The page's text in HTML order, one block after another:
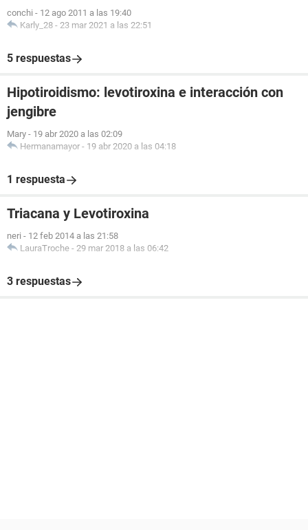
conchi - 12 ago 2011 a las 19:40
Karly_28 - 23 mar 2021 a las 22:51
5 respuestas
Hipotiroidismo: levotiroxina e interacción con
jengibre
Mary - 19 abr 2020 a las 02:09
Hermanamayor - 19 abr 2020 a las 04:18
1 respuesta
Triacana y Levotiroxina
neri - 12 feb 2014 a las 21:58
LauraTroche - 29 mar 2018 a las 06:42
3 respuestas